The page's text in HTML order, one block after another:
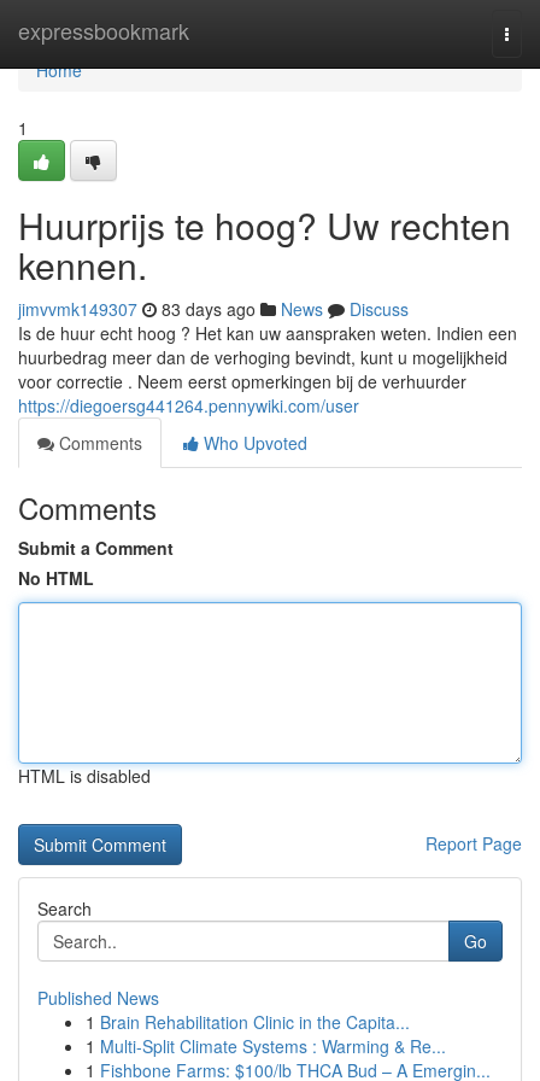
expressbookmark
Home
Home
1
Huurprijs te hoog? Uw rechten
kennen.
jimvvmk149307 83 days ago News
Discuss
Is de huur echt hoog ? Het kan uw aanspraken weten. Indien een
huurbedrag meer dan de verhoging bevindt, kunt u mogelijkheid
voor correctie . Neem eerst opmerkingen bij de verhuurder
https://diegoersg441264.pennywiki.com/user
Comments
Who Upvoted
Comments
Submit a Comment
No HTML
HTML is disabled
Report Page
Search
Go
Published News
1 Brain Rehabilitation Clinic in the Capita...
1 Multi-Split Climate Systems : Warming & Re...
1 Fishbone Farms: $100/lb THCA Bud – A Emergin...